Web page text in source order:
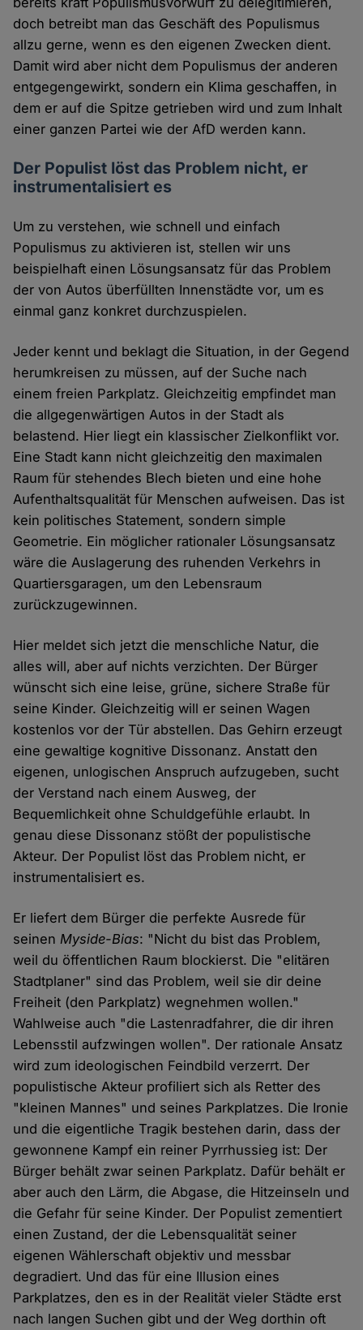
doch betreibt man das Geschäft des Populismus
allzu gerne, wenn es den eigenen Zwecken dient.
Damit wird aber nicht dem Populismus der anderen
entgegengewirkt, sondern ein Klima geschaffen, in
dem er auf die Spitze getrieben wird und zum Inhalt
einer ganzen Partei wie der AfD werden kann.
Der Populist löst das Problem nicht, er
instrumentalisiert es
Um zu verstehen, wie schnell und einfach
Populismus zu aktivieren ist, stellen wir uns
beispielhaft einen Lösungsansatz für das Problem
der von Autos überfüllten Innenstädte vor, um es
einmal ganz konkret durchzuspielen.
Jeder kennt und beklagt die Situation, in der Gegend
herumkreisen zu müssen, auf der Suche nach
einem freien Parkplatz. Gleichzeitig empfindet man
die allgegenwärtigen Autos in der Stadt als
belastend. Hier liegt ein klassischer Zielkonflikt vor.
Eine Stadt kann nicht gleichzeitig den maximalen
Raum für stehendes Blech bieten und eine hohe
Aufenthaltsqualität für Menschen aufweisen. Das ist
kein politisches Statement, sondern simple
Geometrie. Ein möglicher rationaler Lösungsansatz
wäre die Auslagerung des ruhenden Verkehrs in
Quartiersgaragen, um den Lebensraum
zurückzugewinnen.
Hier meldet sich jetzt die menschliche Natur, die
alles will, aber auf nichts verzichten. Der Bürger
wünscht sich eine leise, grüne, sichere Straße für
seine Kinder. Gleichzeitig will er seinen Wagen
kostenlos vor der Tür abstellen. Das Gehirn erzeugt
eine gewaltige kognitive Dissonanz. Anstatt den
eigenen, unlogischen Anspruch aufzugeben, sucht
der Verstand nach einem Ausweg, der
Bequemlichkeit ohne Schuldgefühle erlaubt. In
genau diese Dissonanz stößt der populistische
Akteur. Der Populist löst das Problem nicht, er
instrumentalisiert es.
Er liefert dem Bürger die perfekte Ausrede für
seinen Myside-Bias: "Nicht du bist das Problem,
weil du öffentlichen Raum blockierst. Die "elitären
Stadtplaner" sind das Problem, weil sie dir deine
Freiheit (den Parkplatz) wegnehmen wollen."
Wahlweise auch "die Lastenradfahrer, die dir ihren
Lebensstil aufzwingen wollen". Der rationale Ansatz
wird zum ideologischen Feindbild verzerrt. Der
populistische Akteur profiliert sich als Retter des
"kleinen Mannes" und seines Parkplatzes. Die Ironie
und die eigentliche Tragik bestehen darin, dass der
gewonnene Kampf ein reiner Pyrrhussieg ist: Der
Bürger behält zwar seinen Parkplatz. Dafür behält er
aber auch den Lärm, die Abgase, die Hitzeinseln und
die Gefahr für seine Kinder. Der Populist zementiert
einen Zustand, der die Lebensqualität seiner
eigenen Wählerschaft objektiv und messbar
degradiert. Und das für eine Illusion eines
Parkplatzes, den es in der Realität vieler Städte erst
nach langen Suchen gibt und der Weg dorthin oft